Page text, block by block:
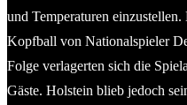
und Temperaturen
Kopfball von Nationalspieler
Folge verlagerten sich die
Gäste. Holstein blieb jedoch